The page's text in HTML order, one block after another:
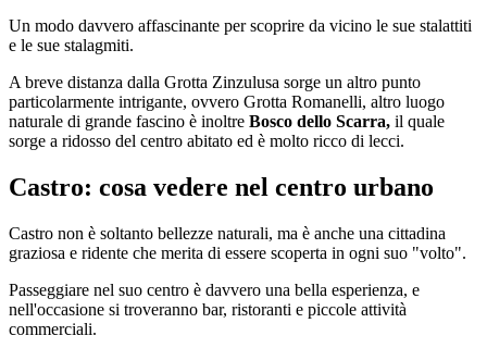
Un modo davvero affascinante per scoprire da vicino le sue stalattiti
e le sue stalagmiti.
A breve distanza dalla Grotta Zinzulusa sorge un altro punto
particolarmente intrigante, ovvero Grotta Romanelli, altro luogo
naturale di grande fascino è inoltre Bosco dello Scarra, il quale
sorge a ridosso del centro abitato ed è molto ricco di lecci.
Castro: cosa vedere nel centro urbano
Castro non è soltanto bellezze naturali, ma è anche una cittadina
graziosa e ridente che merita di essere scoperta in ogni suo "volto".
Passeggiare nel suo centro è davvero una bella esperienza, e
nell'occasione si troveranno bar, ristoranti e piccole attività
commerciali.